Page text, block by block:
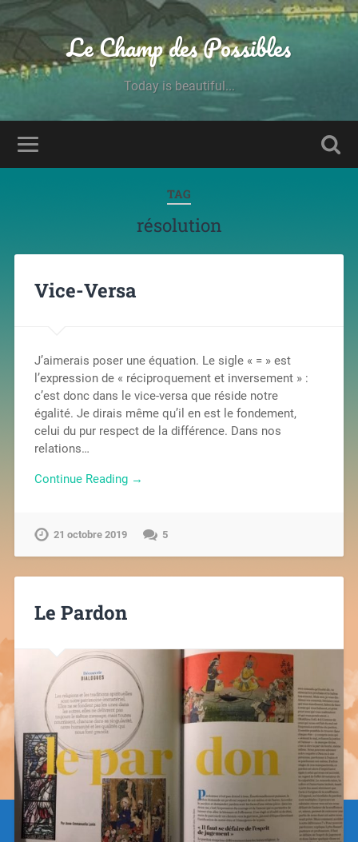
Le Champ des Possibles
Today is beautiful...
TAG
résolution
Vice-Versa
J’aimerais poser une équation. Le sigle « = » est
l’expression de « réciproquement et inversement » :
c’est donc dans le vice-versa que réside notre
égalité. Je dirais même qu’il en est le fondement,
celui du pur respect de la différence. Dans nos
relations…
Continue Reading →
21 octobre 2019 5
Le Pardon